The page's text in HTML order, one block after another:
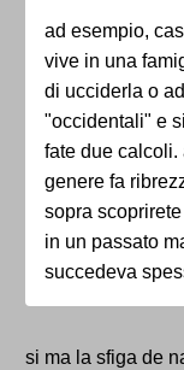
ad esempio,
vive in una
di ucciderla o
"occidentali" e
fate due calcoli.
genere fa
sopra
in un passato
succedeva
si ma la sfiga de